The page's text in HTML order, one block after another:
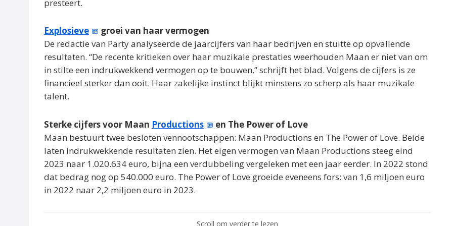
presteert.
Explosieve
groei van haar vermogen
De redactie van Party analyseerde de jaarcijfers van haar bedrijven en stuitte op opvallende
resultaten. “De recente kritieken over haar muzikale prestaties weerhouden Maan er niet van om
in stilte een indrukwekkend vermogen op te bouwen,” schrijft het blad. Volgens de cijfers is ze
financieel sterker dan ooit. Haar zakelijke instinct blijkt minstens zo scherp als haar muzikale
talent.
Sterke cijfers voor Maan Productions
en The Power of Love
Maan bestuurt twee besloten vennootschappen: Maan Productions en The Power of Love. Beide
laten indrukwekkende resultaten zien. Het eigen vermogen van Maan Productions steeg eind
2023 naar 1.020.634 euro, bijna een verdubbeling vergeleken met een jaar eerder. In 2022 stond
dat bedrag nog op 540.000 euro. The Power of Love groeide eveneens fors: van 1,6 miljoen euro
in 2022 naar 2,2 miljoen euro in 2023.
Scroll om verder te lezen